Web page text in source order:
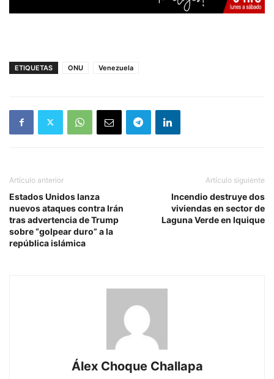
ETIQUETAS ONU Venezuela
Artículo anterior
Estados Unidos lanza
nuevos ataques contra Irán
tras advertencia de Trump
sobre “golpear duro” a la
república islámica
Artículo siguiente
Incendio destruye dos
viviendas en sector de
Laguna Verde en Iquique
Álex Choque Challapa